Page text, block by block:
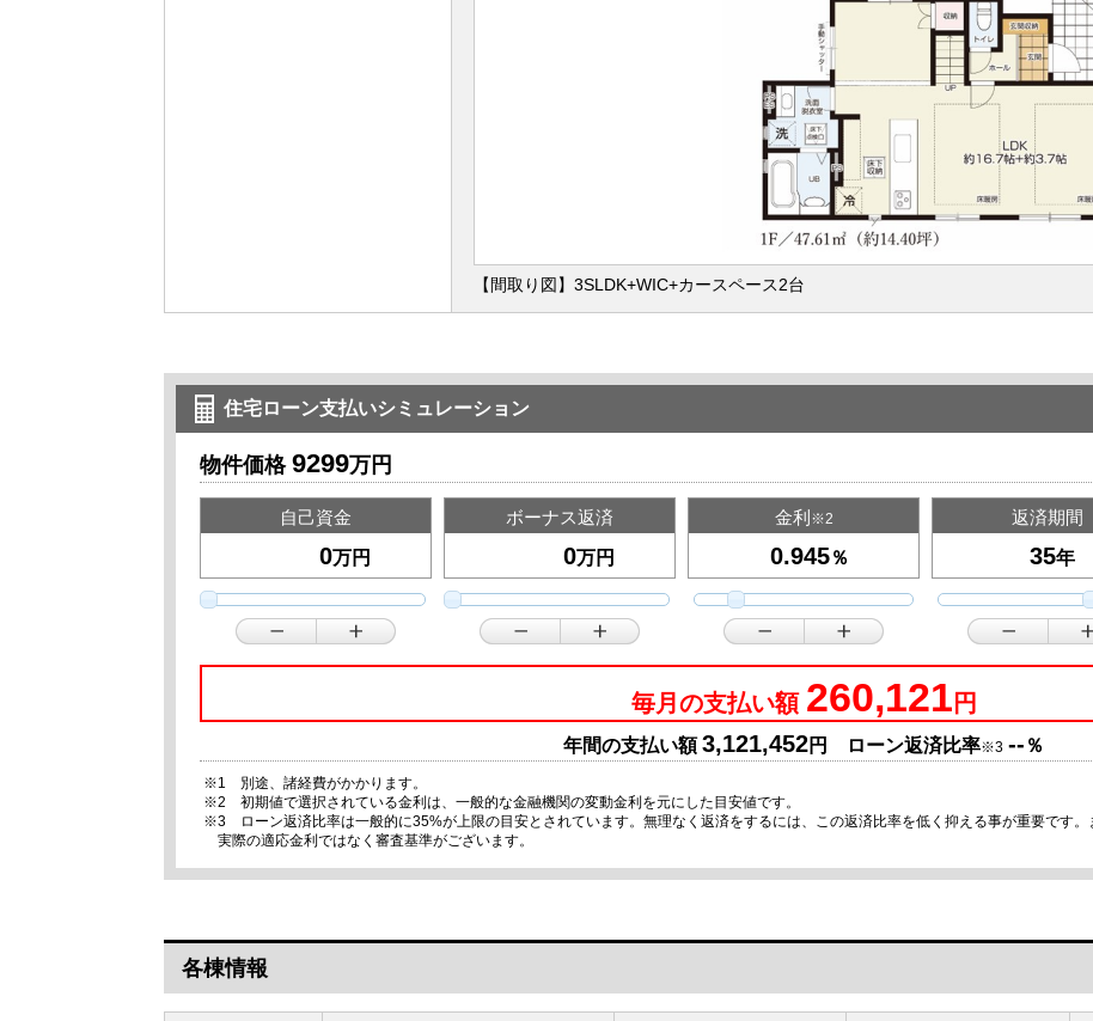
【間取り図】3SLDK+WIC+カースペース2台
住宅ローン支払いシミュレーション
物件価格 9299万円
自己資金
万円
ボーナス返済
万円
金利 ※2
％
返済期間
年
毎月の支払い額 260,121 円
年間の支払い額3,121,452円 ローン返済比率※3 -- ％
※1 別途、諸経費がかかります。
※2 初期値で選択されている金利は、一般的な金融機関の変動金利を元にした目安値です。
※3 ローン返済比率は一般的に35%が上限の目安とされています。無理なく返済をするには、この返済比率を低く抑える事が重要です
実際の適応金利ではなく審査基準がございます。
各棟情報